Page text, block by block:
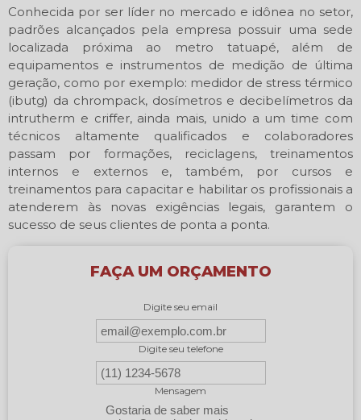
Conhecida por ser líder no mercado e idônea no setor,
padrões alcançados pela empresa possuir uma sede
localizada próxima ao metro tatuapé, além de
equipamentos e instrumentos de medição de última
geração, como por exemplo: medidor de stress térmico
(ibutg) da chrompack, dosímetros e decibelímetros da
intrutherm e criffer, ainda mais, unido a um time com
técnicos altamente qualificados e colaboradores
passam por formações, reciclagens, treinamentos
internos e externos e, também, por cursos e
treinamentos para capacitar e habilitar os profissionais a
atenderem às novas exigências legais, garantem o
sucesso de seus clientes de ponta a ponta.
FAÇA UM ORÇAMENTO
Digite seu email
Digite seu telefone
Mensagem